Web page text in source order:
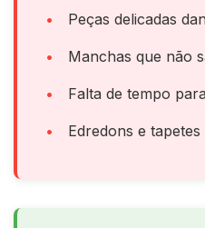
Peças delicadas
Manchas que não
Falta de tempo
Edredons e